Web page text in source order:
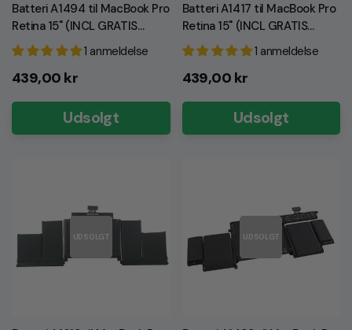
Batteri A1494 til MacBook Pro
Retina 15" (INCL GRATIS
VÆRKTØJ!)
1 anmeldelse
Normalpris
439,00 kr
Udsolgt
Batteri A1417 til MacBook Pro
Retina 15" (INCL GRATIS
VÆRKTØJ!)
1 anmeldelse
Normalpris
439,00 kr
Udsolgt
UDSOLGT UDSOLGT